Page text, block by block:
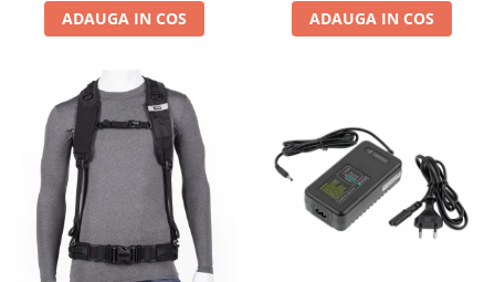
ADAUGA IN COS ADAUGA IN COS